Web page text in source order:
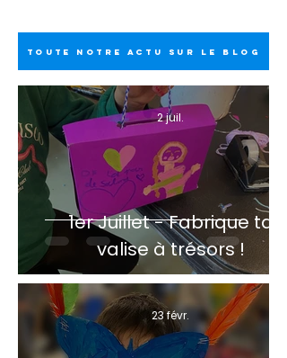
TOUTE NOTRE ACTU SUR LE BLOG
1er Juillet - Fabrique ta
valise à trésors !
2 juil.
23 févr.